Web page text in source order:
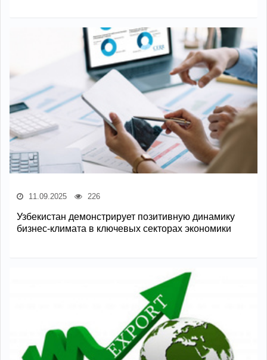
11.09.2025 226
Узбекистан демонстрирует позитивную динамику
бизнес-климата в ключевых секторах экономики